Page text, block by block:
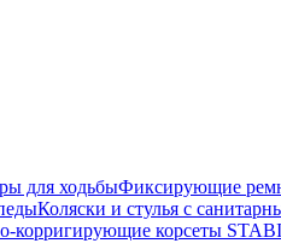
для ходьбыФиксирующие
Коляски и стулья с
корригирующие корсеты